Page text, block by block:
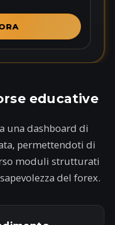
educative
una dashboard di
permettendoti di
moduli strutturati
del forex.